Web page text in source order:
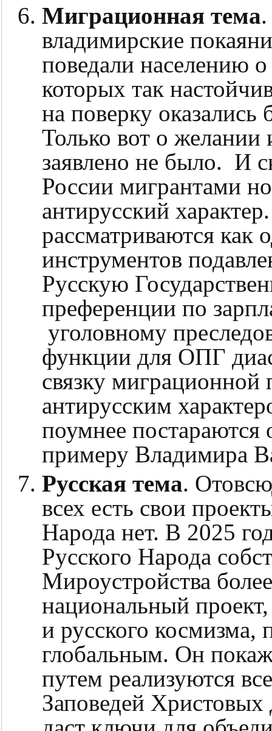
Миграционная тема
владимирские
поведали населению
которых так
на поверку
Только вот о желании
заявлено не было. И
России мигрантами
антирусский
рассматриваются как
инструментов
Русскую
преференции по
уголовному
функции для ОПГ
связку миграционной
антирусским
поумнее постараются
примеру Владимира
Русская тема.
всех есть свои
Народа нет. В 2025
Русского Народа
Мироустройства
национальный
и русского космизма,
глобальным. Он
путем реализуются
Заповедей